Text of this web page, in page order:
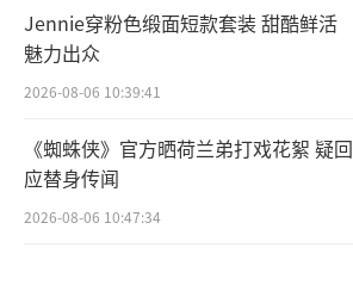
Jennie穿粉色缎面短款套装 甜酷鲜活
魅力出众
2026-08-06 10:39:41
《蜘蛛侠》官方晒荷兰弟打戏花絮 疑回
应替身传闻
2026-08-06 10:47:34